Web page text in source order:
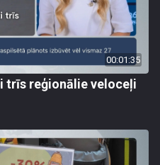
00:01:35
trīs reģionālie veloceļi